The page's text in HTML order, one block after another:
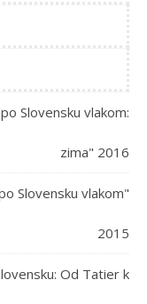
Slovensku vlakom:
zima" 2016
Slovensku vlakom"
2015
Od Tatier k